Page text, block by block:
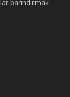
barındırmak